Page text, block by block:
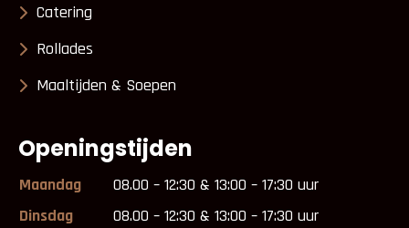
Catering
Rollades
Maaltijden & Soepen
Openingstijden
Maandag
08.00 – 12:30 & 13:00 – 17:30 uur
Dinsdag
08.00 – 12:30 & 13:00 – 17:30 uur